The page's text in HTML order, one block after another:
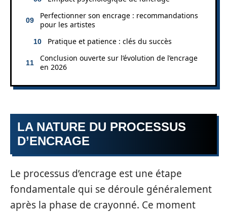
Perfectionner son encrage : recommandations
pour les artistes
Pratique et patience : clés du succès
Conclusion ouverte sur l’évolution de l’encrage
en 2026
LA NATURE DU PROCESSUS
D’ENCRAGE
Le processus d’encrage est une étape
fondamentale qui se déroule généralement
après la phase de crayonné. Ce moment